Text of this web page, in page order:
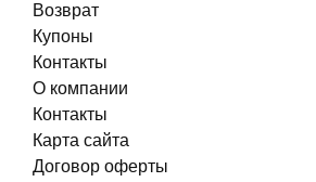
Возврат
Купоны
Контакты
О компании
Контакты
Карта сайта
Договор оферты